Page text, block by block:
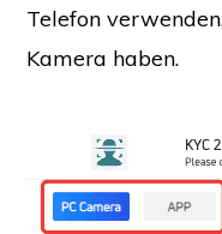
Telefon
Kamera haben.